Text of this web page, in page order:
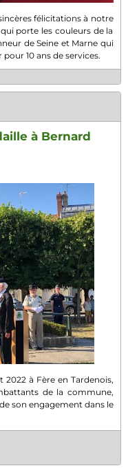
félicitations à notre
porte les couleurs de la
de Seine et Marne qui
10 ans de services.
à Bernard
à Fère en Tardenois,
de la commune,
son engagement dans le